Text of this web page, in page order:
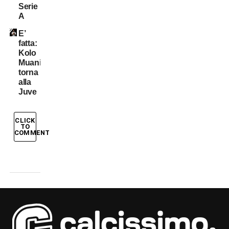
Serie
A
E’
fatta:
Kolo
Muani
torna
alla
Juve
CLICK
TO
COMMENT